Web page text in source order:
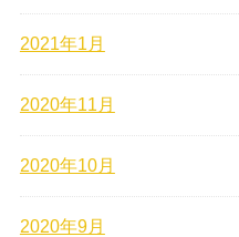
2021年1月
2020年11月
2020年10月
2020年9月